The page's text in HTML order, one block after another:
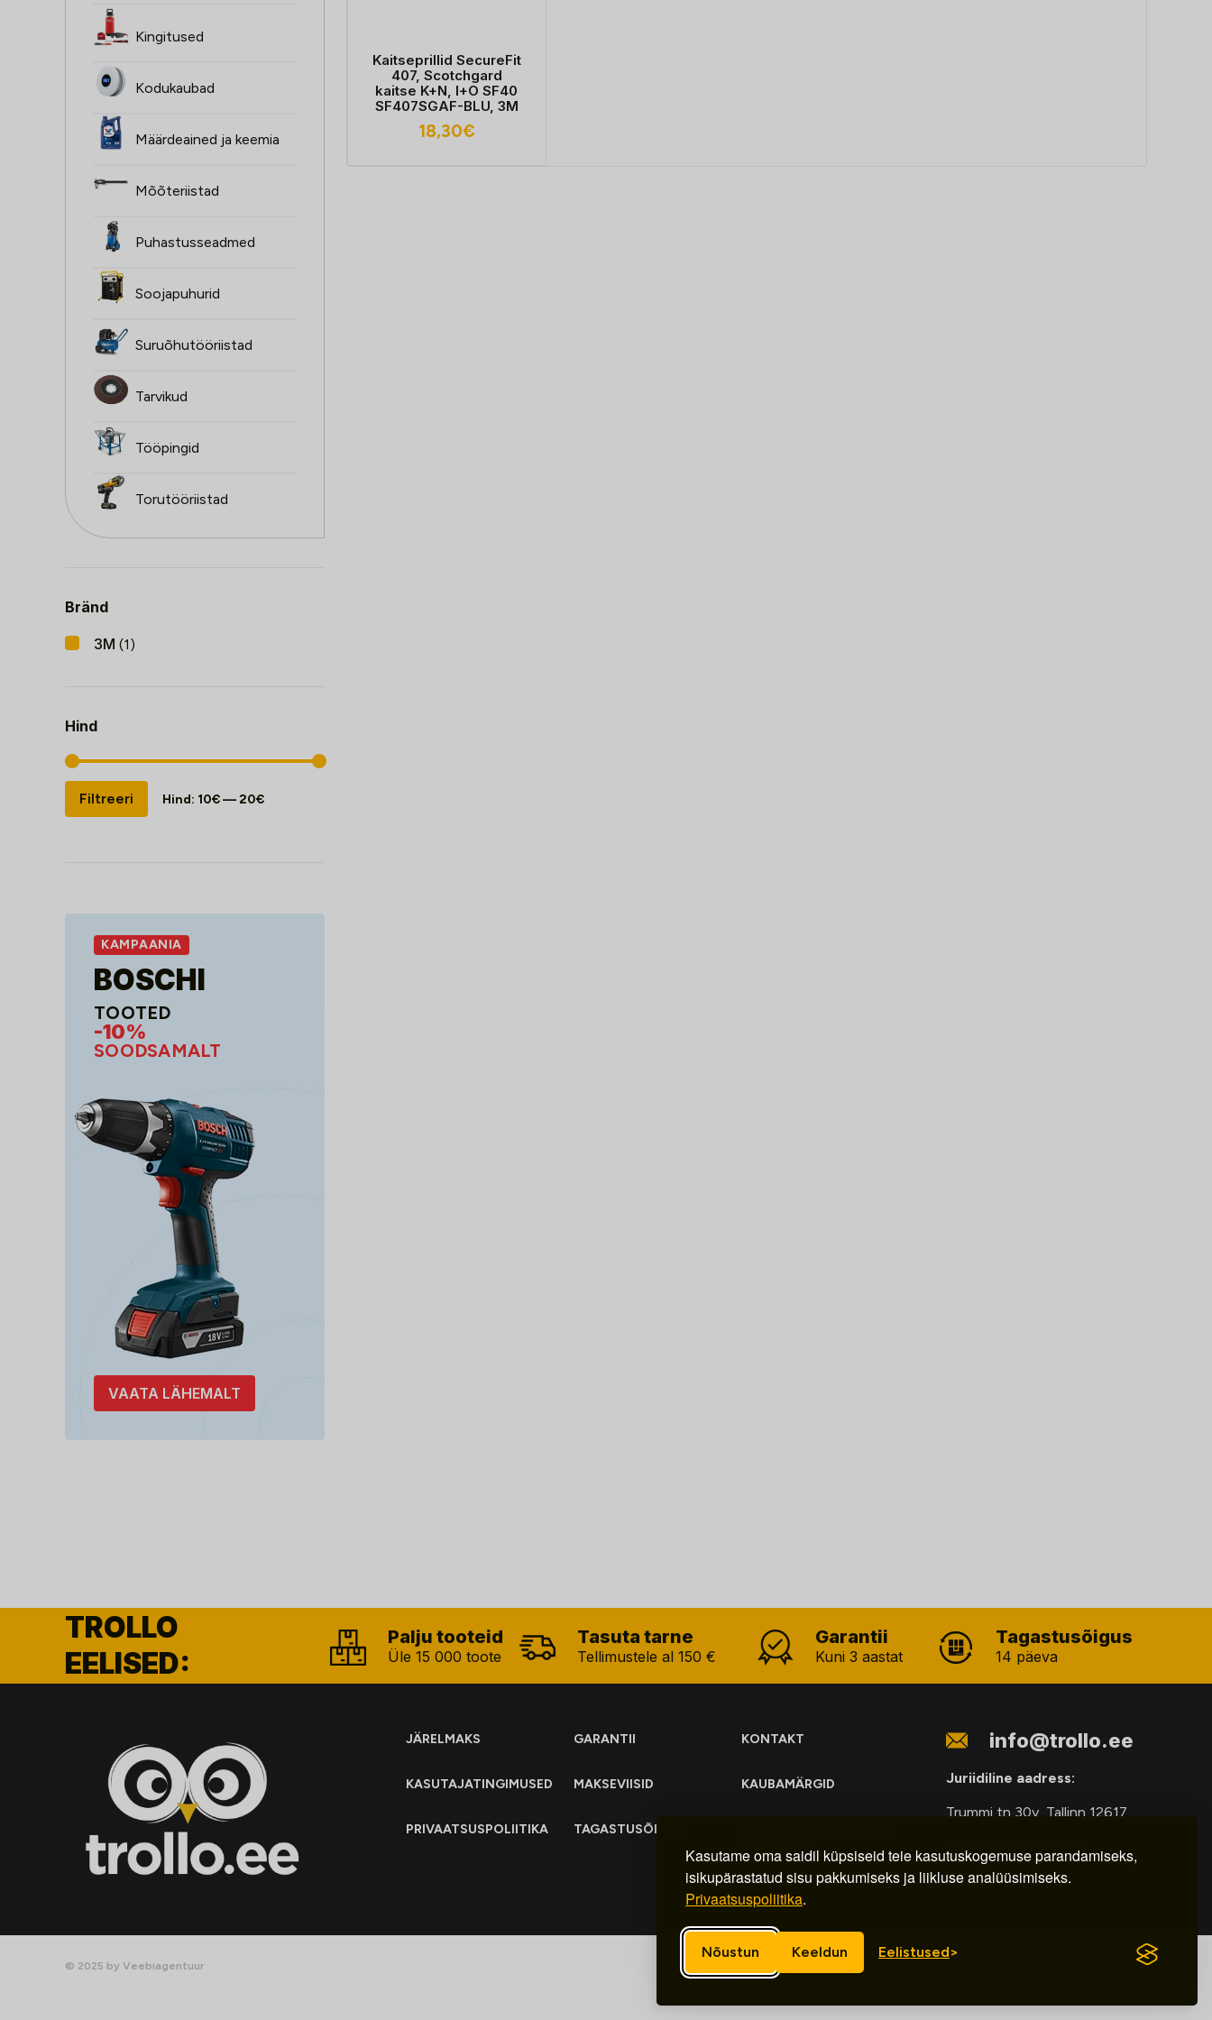
Kasutame oma saidil küpsiseid teie kasutuskogemuse parandamiseks,
isikupärastatud sisu pakkumiseks ja liikluse analüüsimiseks.
Privaatsuspoliitika.
Nõustun Keeldun Eelistused
Kingitused
Kodukaubad
Määrdeained ja keemia
Mõõteriistad
Puhastusseadmed
Soojapuhurid
Suruõhutööriistad
Tarvikud
Tööpingid
Torutööriistad
Bränd
3M (1)
Hind
Minimaalne
hind
Maksimaalne
hind
Filtreeri Hind: 10€—20€
KAMPAANIA
BOSCHI
TOOTED
-10%
SOODSAMALT
VAATA LÄHEMALT
Kaitseprillid SecureFit
407, Scotchgard
kaitse K+N, I+O SF40
SF407SGAF-BLU, 3M
18,30€
TROLLO
EELISED:
Palju tooteid
Üle 15 000 toote
Tasuta tarne
Tellimustele al 150 €
Garantii
Kuni 3 aastat
Tagastusõigus
14 päeva
JÄRELMAKS GARANTII KONTAKT
KASUTAJATINGIMUSED MAKSEVIISID KAUBAMÄRGID
PRIVAATSUSPOLIITIKA TAGASTUSÕIGUS
KOGUMINE
info@trollo.ee
Juriidiline aadress:
Trummi tn 30y, Tallinn 12617
Kauba väljastamine:
E-R – 9.00 – 18.00
© 2025 by Veebiagentuur